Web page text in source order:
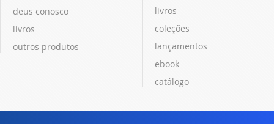
deus conosco
livros
outros produtos
livros
coleções
lançamentos
ebook
catálogo